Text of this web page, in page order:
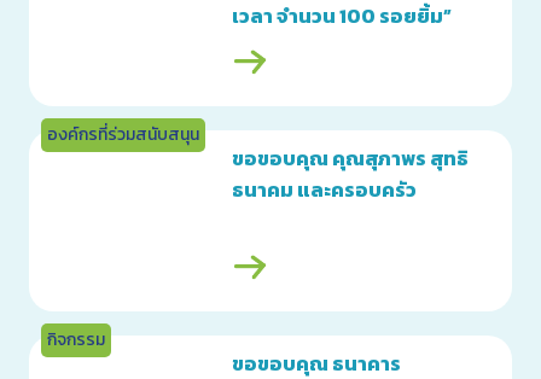
เวลา จำนวน 100 รอยยิ้ม”
ให้กับโรงพยาบาล
ศรีนครินทร์ คณะ
แพทยศาสตร์ มหาวิทยาลัย
องค์กรที่ร่วมสนับสนุน
ขอขอบคุณ คุณสุภาพร สุทธิ
ธนาคม และครอบครัว
กิจกรรม
ขอขอบคุณ ธนาคาร